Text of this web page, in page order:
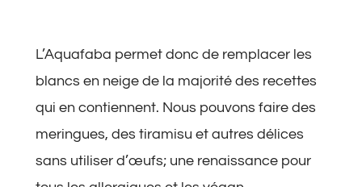
L’Aquafaba permet donc de remplacer les
blancs en neige de la majorité des recettes
qui en contiennent. Nous pouvons faire des
meringues, des tiramisu et autres délices
sans utiliser d’œufs; une renaissance pour